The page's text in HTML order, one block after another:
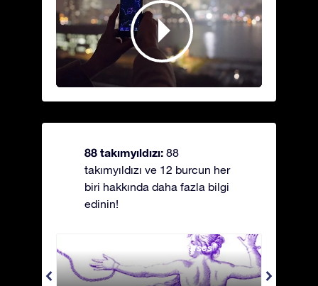
88 takımyıldızı: 88
takımyıldızı ve 12 burcun her
biri hakkında daha fazla bilgi
edinin!
Andromeda - Zincirli Prenses